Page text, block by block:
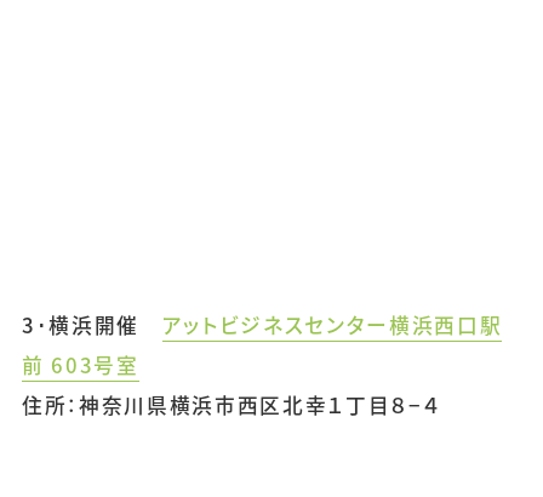
3･横浜開催 アットビジネスセンター横浜西口駅
前 603号室
住所：神奈川県横浜市西区北幸１丁目８−４